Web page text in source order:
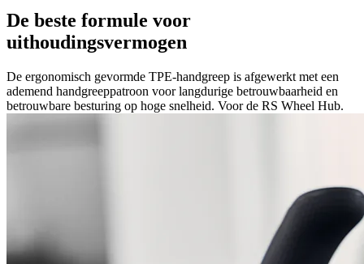
De beste formule voor
uithoudingsvermogen
De ergonomisch gevormde TPE-handgreep is afgewerkt met een
ademend handgreeppatroon voor langdurige betrouwbaarheid en
betrouwbare besturing op hoge snelheid. Voor de RS Wheel Hub.